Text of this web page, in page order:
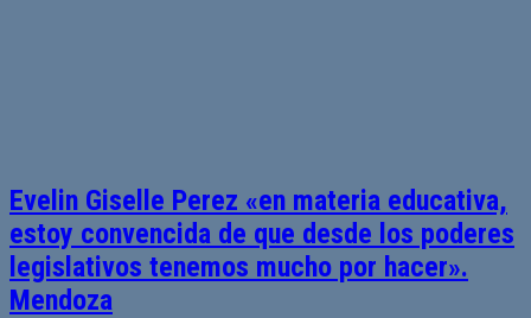
Evelin Giselle Perez «en materia educativa,
estoy convencida de que desde los poderes
legislativos tenemos mucho por hacer».
Mendoza